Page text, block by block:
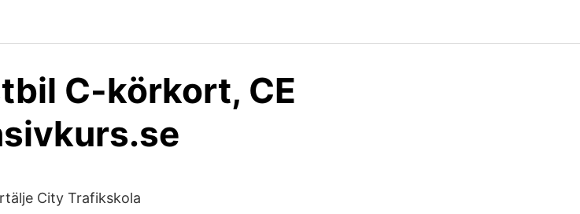
C-körkort, CE
City Trafikskola